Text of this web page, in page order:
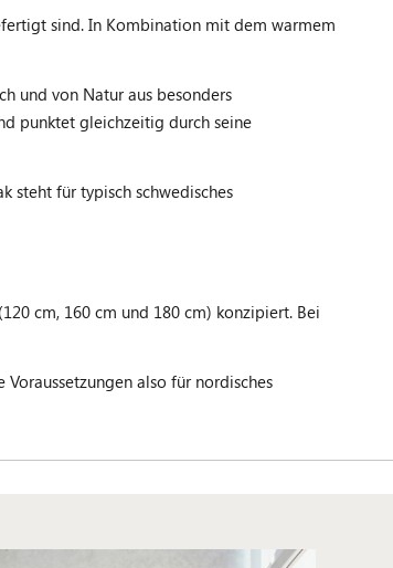
sind. In Kombination mit dem warmem
und von Natur aus besonders
punktet gleichzeitig durch seine
steht für typisch schwedisches
(120 cm, 160 cm und 180 cm) konzipiert. Bei
also für nordisches